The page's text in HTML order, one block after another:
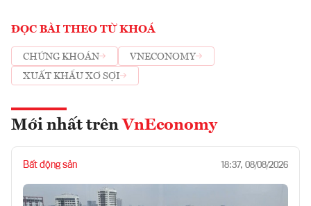
ĐỌC BÀI THEO TỪ KHOÁ
CHỨNG KHOÁN
VNECONOMY
XUẤT KHẨU XƠ SỢI
Mới nhất trên VnEconomy
Bất động sản 18:37, 08/08/2026